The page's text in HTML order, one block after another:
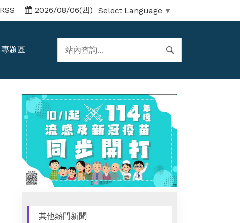
Select Language ▼
2026/08/06(四)
RSS
專題區
其他熱門新聞